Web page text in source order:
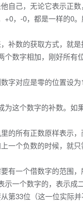
自己，无论它表示正
+0，-0，都是一样的0
补数的获取方式，就
个数字相加，刚好所
字对应是零的位置设
为这个数字的补数。
的所有正数原样表示
一个负数的时候，就
有一个借数字的范围
一个数字的，表示成
第33位（这一位实际